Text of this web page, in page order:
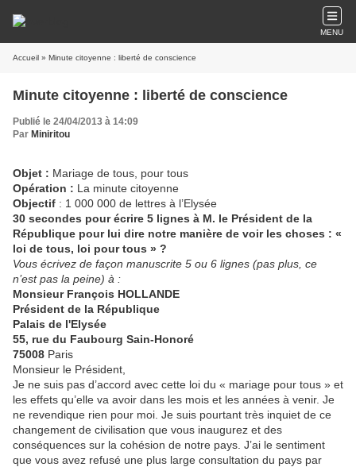
MENU
Accueil » Minute citoyenne : liberté de conscience
Minute citoyenne : liberté de conscience
Publié le 24/04/2013 à 14:09
Par Miniritou
Objet : Mariage de tous, pour tous
Opération : La minute citoyenne
Objectif : 1 000 000 de lettres à l’Elysée
30 secondes pour écrire 5 lignes à M. le Président de la
République pour lui dire notre manière de voir les choses : «
loi de tous, loi pour tous » ?
Vous écrivez de façon manuscrite 5 ou 6 lignes (pas plus, ce
n’est pas la peine) à :
Monsieur François HOLLANDE
Président de la République
Palais de l'Elysée
55, rue du Faubourg Sain-Honoré
75008 Paris
Monsieur le Président,
Je ne suis pas d’accord avec cette loi du « mariage pour tous » et
les effets qu’elle va avoir dans les mois et les années à venir. Je
ne revendique rien pour moi. Je suis pourtant très inquiet de ce
changement de civilisation que vous inaugurez et des
conséquences sur la cohésion de notre pays. J’ai le sentiment
que vous avez refusé une plus large consultation du pays par